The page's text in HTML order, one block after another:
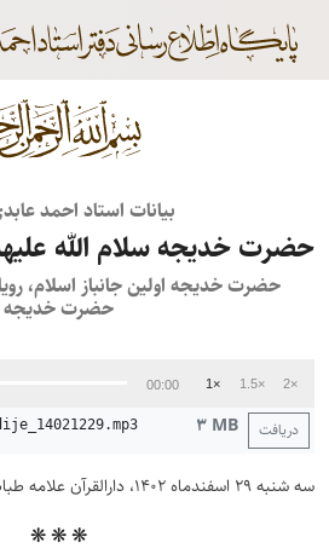
بیانات استاد احمد
حضرت خدیجه سلام ﷲ علیها
حضرت خدیجه اولین جانباز اسلام،
حضرت خدیجه
00:00 1× 1.5× 2×
دریافت ۳ MB
سه شنبه ۲۹ اسفندماه ۱۴۰۲، دارالقرآن علامه طباطبایی
❋ ❋ ❋